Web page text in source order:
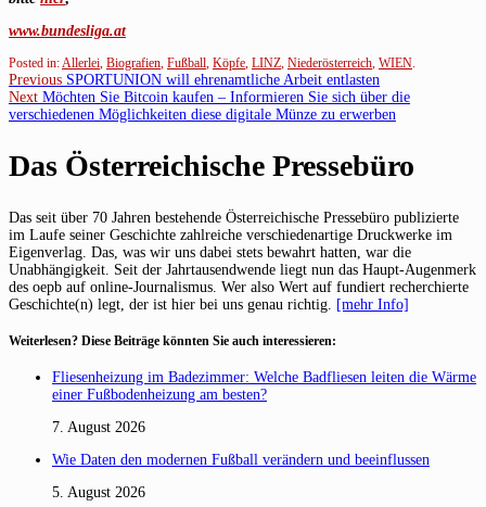
www.bundesliga.at
Posted in:Allerlei, Biografien, Fußball, Köpfe, LINZ, Niederösterreich, WIEN.
Beitragsnavigation
Previous Previous
post:
SPORTUNION will ehrenamtliche Arbeit entlasten
Next Next
post:
Möchten Sie Bitcoin kaufen – Informieren Sie sich über die
verschiedenen Möglichkeiten diese digitale Münze zu erwerben
Das Österreichische Pressebüro
Das seit über 70 Jahren bestehende Österreichische Pressebüro publizierte
im Laufe seiner Geschichte zahlreiche verschiedenartige Druckwerke im
Eigenverlag. Das, was wir uns dabei stets bewahrt hatten, war die
Unabhängigkeit. Seit der Jahrtausendwende liegt nun das Haupt-Augenmerk
des oepb auf online-Journalismus. Wer also Wert auf fundiert recherchierte
Geschichte(n) legt, der ist hier bei uns genau richtig. [mehr Info]
Weiterlesen? Diese Beiträge könnten Sie auch interessieren:
Fliesenheizung im Badezimmer: Welche Badfliesen leiten die Wärme
einer Fußbodenheizung am besten?
7. August 2026
Wie Daten den modernen Fußball verändern und beeinflussen
5. August 2026